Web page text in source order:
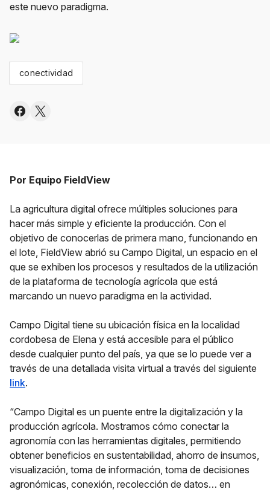
este nuevo paradigma.
conectividad
Por Equipo FieldView
La agricultura digital ofrece múltiples soluciones para
hacer más simple y eficiente la producción. Con el
objetivo de conocerlas de primera mano, funcionando en
el lote, FieldView abrió su Campo Digital, un espacio en el
que se exhiben los procesos y resultados de la utilización
de la plataforma de tecnología agrícola que está
marcando un nuevo paradigma en la actividad.
Campo Digital tiene su ubicación física en la localidad
cordobesa de Elena y está accesible para el público
desde cualquier punto del país, ya que se lo puede ver a
través de una detallada visita virtual a través del siguiente
link.
“Campo Digital es un puente entre la digitalización y la
producción agrícola. Mostramos cómo conectar la
agronomía con las herramientas digitales, permitiendo
obtener beneficios en sustentabilidad, ahorro de insumos,
visualización, toma de información, toma de decisiones
agronómicas, conexión, recolección de datos… en